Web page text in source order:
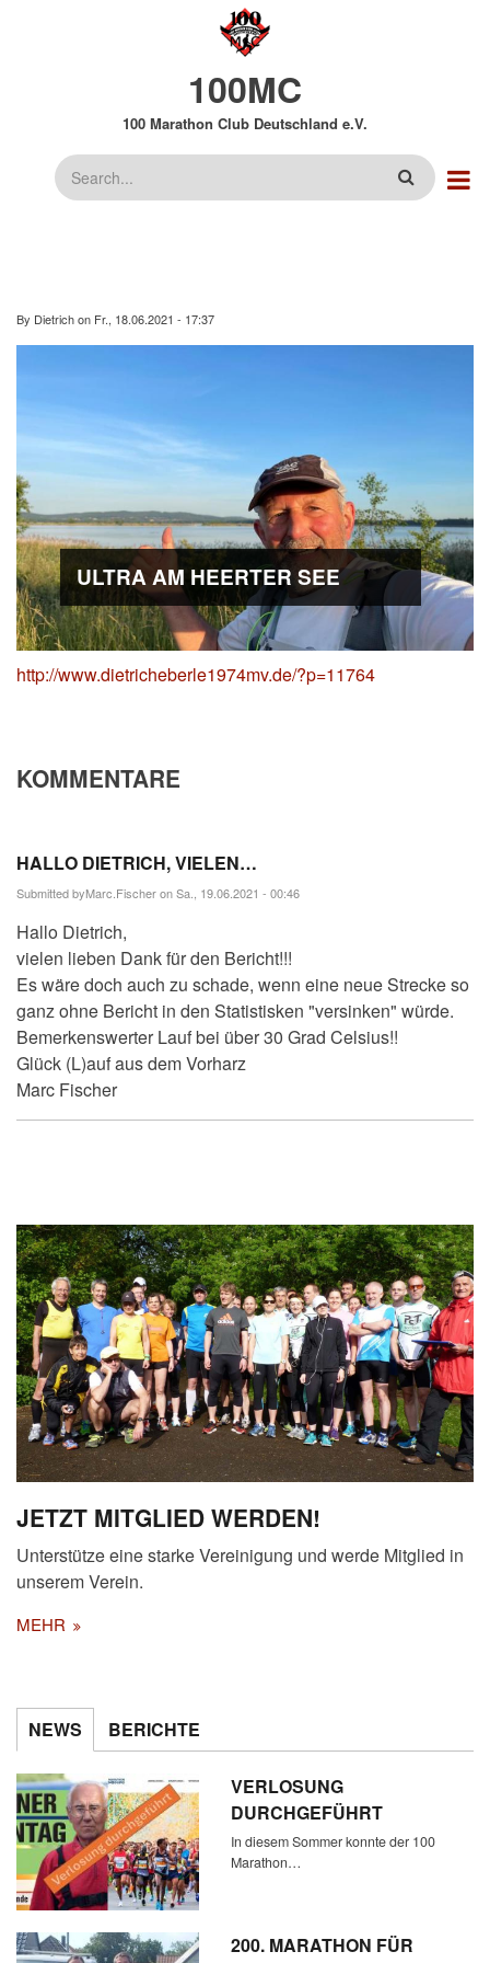
100MC
100 Marathon Club Deutschland e.V.
Suche
By Dietrichon Fr., 18.06.2021 - 17:37
ULTRA AM HEERTER SEE
http://www.dietricheberle1974mv.de/?p=11764
KOMMENTARE
HALLO DIETRICH, VIELEN…
Submitted byMarc.Fischeron Sa., 19.06.2021 - 00:46
Hallo Dietrich,
vielen lieben Dank für den Bericht!!!
Es wäre doch auch zu schade, wenn eine neue Strecke so
ganz ohne Bericht in den Statistisken "versinken" würde.
Bemerkenswerter Lauf bei über 30 Grad Celsius!!
Glück (L)auf aus dem Vorharz
Marc Fischer
JETZT MITGLIED WERDEN!
Unterstütze eine starke Vereinigung und werde Mitglied in
unserem Verein.
MEHR
NEWS BERICHTE
VERLOSUNG
DURCHGEFÜHRT
In diesem Sommer konnte der 100
Marathon…
200. MARATHON FÜR